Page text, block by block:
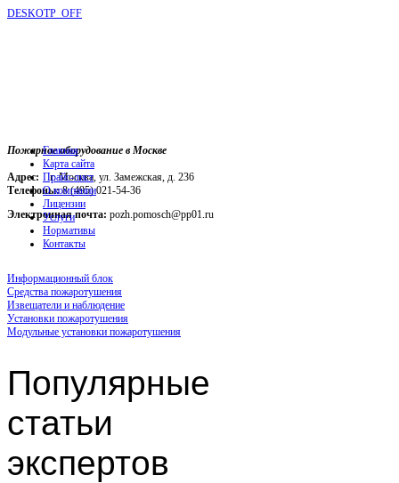
DESKOTP_OFF
Пожарное оборудование в Москве
Адрес: г. Москва, ул. Замежская, д. 236
Телефоны:8 (495) 021-54-36
Электронная почта: pozh.pomosch@pp01.ru
Главная
Карта сайта
Прайс-лист
О компании
Лицензии
Услуги
Нормативы
Контакты
Информационный блок
Средства пожаротушения
Извещатели и наблюдение
Установки пожаротушения
Модульные установки пожаротушения
Популярные
статьи
экспертов